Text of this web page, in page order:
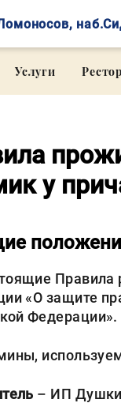
Услуги
у
Правила
«О защите
Федерации».
– ИП